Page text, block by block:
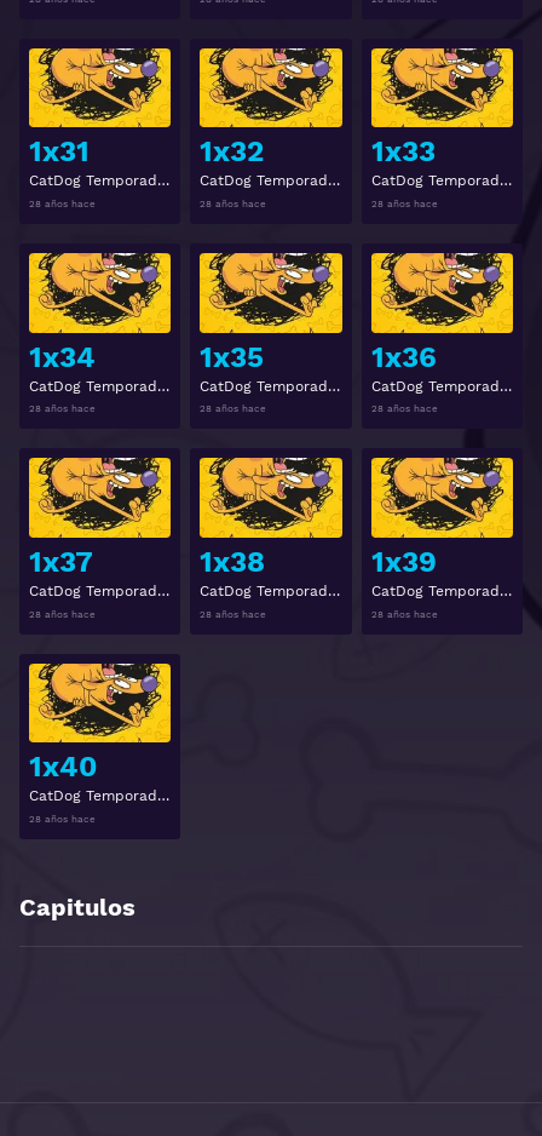
1x31
CatDog Temporada 1 Episodio 31
28 años hace
Ver
1x32
CatDog Temporada 1 Episodio 32
28 años hace
Ver
1x33
CatDog Temporada 1 Episodio 33
28 años hace
1x34
CatDog Temporada 1 Episodio 34
28 años hace
Ver
1x35
CatDog Temporada 1 Episodio 35
28 años hace
Ver
1x36
CatDog Temporada 1 Episodio 36
28 años hace
1x37
CatDog Temporada 1 Episodio 37
28 años hace
Ver
1x38
CatDog Temporada 1 Episodio 38
28 años hace
Ver
1x39
CatDog Temporada 1 Episodio 39
28 años hace
1x40
CatDog Temporada 1 Episodio 40
28 años hace
Capitulos